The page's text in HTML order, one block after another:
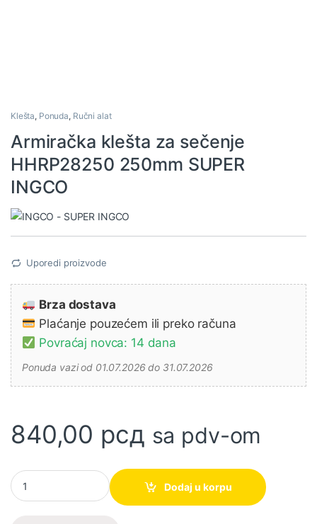
Klešta, Ponuda, Ručni alat
Armiračka klešta za sečenje
HHRP28250 250mm SUPER
INGCO
Uporedi proizvode
Brza dostava
Plaćanje pouzećem ili preko računa
Povraćaj novca: 14 dana
Ponuda vazi od 01.07.2026 do 31.07.2026
840,00 рсд sa pdv-om
Armiračka klešta za sečenje HHRP28250 250mm SUPER INGCO
Dodaj u korpu